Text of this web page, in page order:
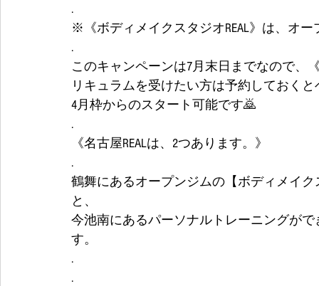
.
※《ボディメイクスタジオREAL》は、オ
.
このキャンペーンは7月末日までなので、
リキュラムを受けたい方は予約しておく
4月枠からのスタート可能です🙇
.
《名古屋REALは、2つあります。》
.
鶴舞にあるオープンジムの【ボディメイク
と、
今池南にあるパーソナルトレーニングがで
す。
.
.